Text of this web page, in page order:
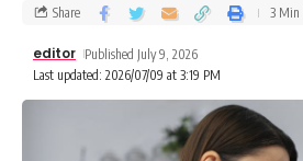
Last updated: 2026/07/09 at 3:19 PM
editor Published July 9, 2026
Share 3 Min